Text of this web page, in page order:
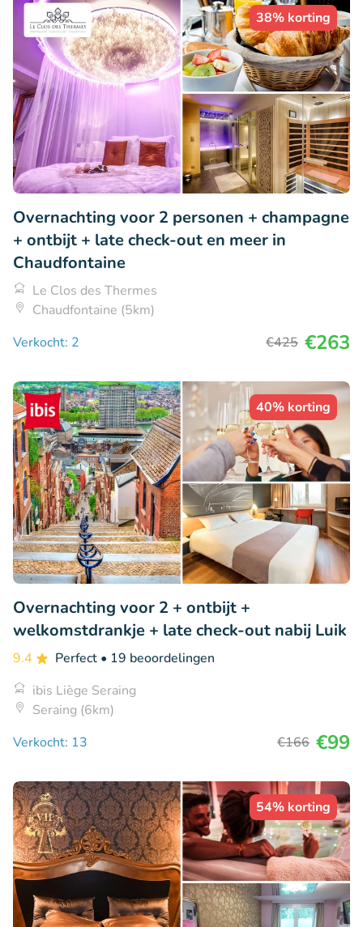
38% korting
Overnachting voor 2 personen + champagne
+ ontbijt + late check-out en meer in
Chaudfontaine
Le Clos des Thermes
Chaudfontaine (5km)
Verkocht: 2
€425 €263
40% korting
Overnachting voor 2 + ontbijt +
welkomstdrankje + late check-out nabij Luik
9.4 Perfect • 19 beoordelingen
ibis Liège Seraing
Seraing (6km)
Verkocht: 13
€166 €99
54% korting